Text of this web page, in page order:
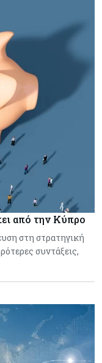
από την Κύπρο
στη στρατηγική
συντάξεις,